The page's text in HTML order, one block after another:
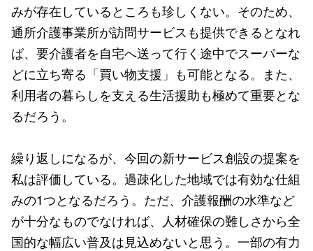
みが存在しているところも珍しくない。そのため、
通所介護事業所が訪問サービスも提供できるとなれ
ば、要介護者を自宅へ送って行く途中でスーパーな
どに立ち寄る「買い物支援」も可能となる。また、
利用者の暮らしを支える生活援助も極めて重要とな
るだろう。
繰り返しになるが、今回の新サービス創設の提案を
私は評価している。過疎化した地域では有効な仕組
みの1つとなるだろう。ただ、介護報酬の水準など
が十分なものでなければ、人材確保の難しさから全
国的な幅広い普及は見込めないと思う。一部の有力